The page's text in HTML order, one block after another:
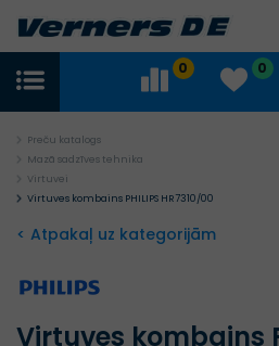
0 0
Preču katalogs
Mazā sadzīves tehnika
Virtuvei
Virtuves kombains PHILIPS HR7310/00
< Atpakaļ uz kategorijām
Virtuves kombains